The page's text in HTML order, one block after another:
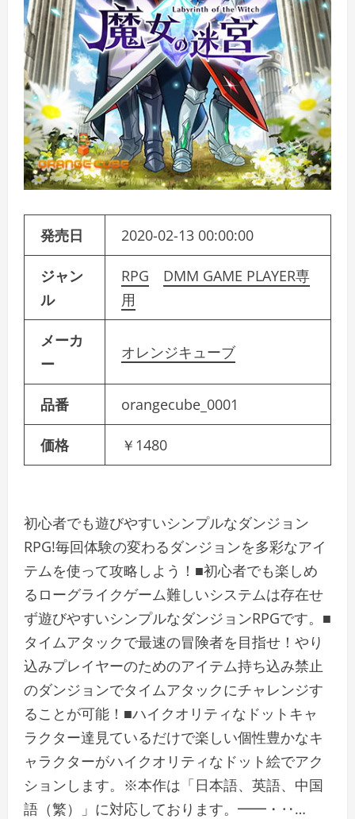
発売日 2020-02-13 00:00:00
ジャン
ル
RPG
DMM GAME PLAYER専
用
メーカ
ー
オレンジキューブ
品番 orangecube_0001
価格 ￥1480
初心者でも遊びやすいシンプルなダンジョン
RPG!毎回体験の変わるダンジョンを多彩なアイ
テムを使って攻略しよう！■初心者でも楽しめ
るローグライクゲーム難しいシステムは存在せ
ず遊びやすいシンプルなダンジョンRPGです。■
タイムアタックで最速の冒険者を目指せ！やり
込みプレイヤーのためのアイテム持ち込み禁止
のダンジョンでタイムアタックにチャレンジす
ることが可能！■ハイクオリティなドットキャ
ラクター達見ているだけで楽しい個性豊かなキ
ャラクターがハイクオリティなドット絵でアク
ションします。※本作は「日本語、英語、中国
語（繁）」に対応しております。━━・‥…